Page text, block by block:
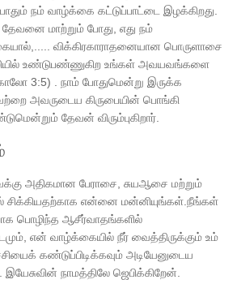
நம் வாழ்க்கை கட்டுப்பாட்டை இழக்கிறது.
மாற்றும் போது, எது நம்
விக்கிரகாராதனையான பொருளாசை
உண்டுபண்ணுகிற உங்கள் அவயவங்களை
3:5) . நாம் போதுமென்று இருக்க
அவருடைய கிருபையின் பொங்கி
தேவன் விரும்புகிறார்.
அதிகமான பேராசை, சுயஆசை மற்றும்
சிக்கியதற்காக என்னை மன்னியுங்கள்.நீங்கள்
பொழிந்த ஆசீர்வாதங்களில்
என் வாழ்க்கையில் நீர் வைத்திருக்கும் உம்
கண்டுப்பிடிக்கவும் அடியேனுடைய
நாமத்திலே ஜெபிக்கிறேன்.